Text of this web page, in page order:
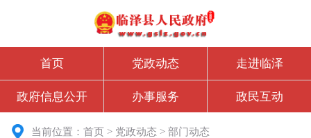
首页 党政动态 走进临泽
政府信息公开 办事服务 政民互动
当前位置：首页 > 党政动态 >部门动态